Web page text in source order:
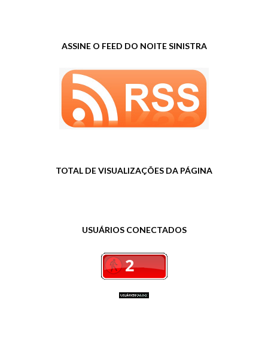
ASSINE O FEED DO NOITE SINISTRA
TOTAL DE VISUALIZAÇÕES DA PÁGINA
USUÁRIOS CONECTADOS